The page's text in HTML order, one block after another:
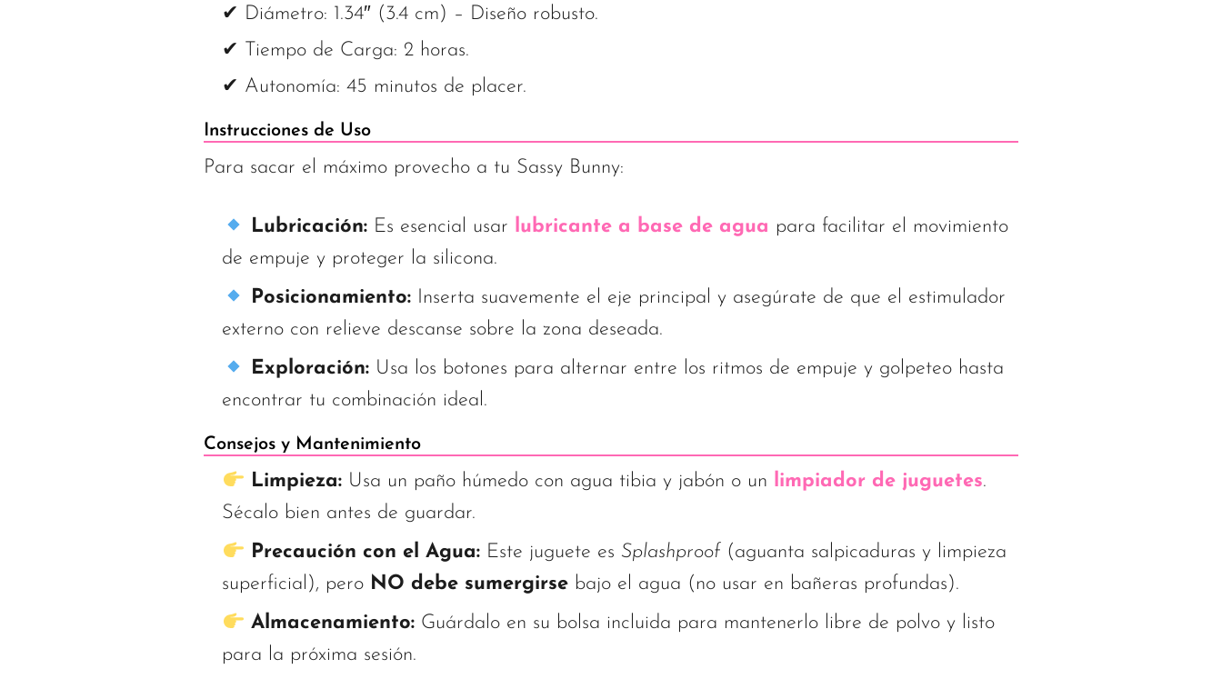
✔ Diámetro: 1.34″ (3.4 cm) – Diseño robusto.
✔ Tiempo de Carga: 2 horas.
✔ Autonomía: 45 minutos de placer.
Instrucciones de Uso
Para sacar el máximo provecho a tu Sassy Bunny:
Lubricación: Es esencial usar lubricante a base de agua para facilitar el movimiento
de empuje y proteger la silicona.
Posicionamiento: Inserta suavemente el eje principal y asegúrate de que el estimulador
externo con relieve descanse sobre la zona deseada.
Exploración: Usa los botones para alternar entre los ritmos de empuje y golpeteo hasta
encontrar tu combinación ideal.
Consejos y Mantenimiento
Limpieza: Usa un paño húmedo con agua tibia y jabón o un limpiador de juguetes.
Sécalo bien antes de guardar.
Precaución con el Agua: Este juguete es Splashproof (aguanta salpicaduras y limpieza
superficial), pero NO debe sumergirse bajo el agua (no usar en bañeras profundas).
Almacenamiento: Guárdalo en su bolsa incluida para mantenerlo libre de polvo y listo
para la próxima sesión.